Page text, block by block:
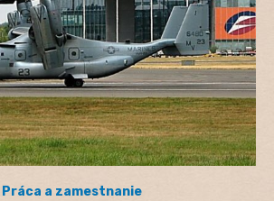
Práca a zamestnanie